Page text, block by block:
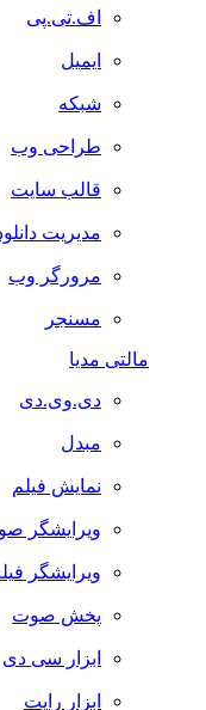
اف.تی.پی
ایمیل
شبکه
طراحی وب
قالب سایت
مدیریت دانلود
مرورگر وب
مسنجر
مالتی مدیا
دی.وی.دی
مبدل
نمایش فیلم
ویرایشگر صوت
ویرایشگر فیلم
پخش صوت
ابزار سی دی
ابزار رایت